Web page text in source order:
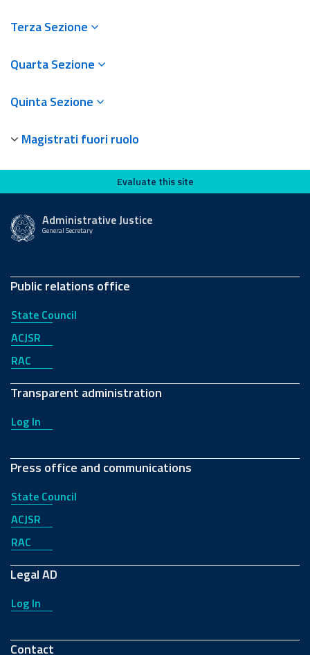
Terza Sezione
Quarta Sezione
Quinta Sezione
Magistrati fuori ruolo
Evaluate this siteEvaluate this site
Administrative Justice
General Secretary
Public relations office
State Council
ACJSR
RAC
Transparent administration
Log In
Press office and communications
State Council
ACJSR
RAC
Legal AD
Log In
Contact